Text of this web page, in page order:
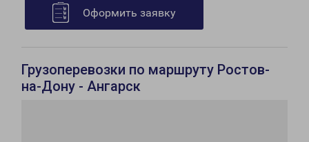
Оформить заявку
Грузоперевозки по маршруту Ростов-
на-Дону - Ангарск